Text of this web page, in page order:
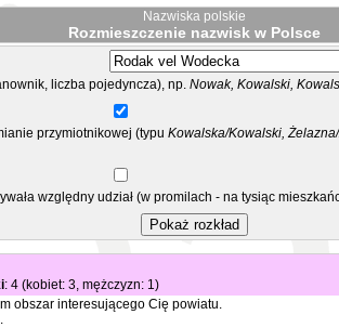
Nazwiska polskie
Rozmieszczenie nazwisk w Polsce
liczba pojedyncza), np. Nowak, Kowalski,
przymiotnikowej (typu Kowalska/Kowalski,
względny udział (w promilach - na tysiąc
: 4 (kobiet: 3, mężczyzn: 1)
obszar interesującego Cię powiatu.